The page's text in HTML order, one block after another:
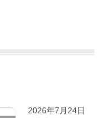
2026年7月24日